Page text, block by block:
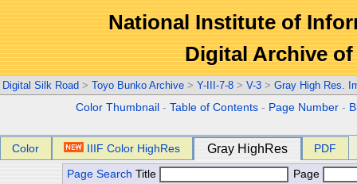
National Institute of
Digital Archive
Digital Silk Road > Toyo Bunko Archive > Y-III-7-8 > V-3 > Gray High Res.
Color Thumbnail -Table of Contents - Page Number -
Color IIIF Color HighRes Gray HighRes PDF
Page Search Title Page